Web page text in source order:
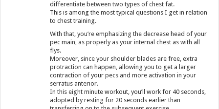
differentiate between two types of chest fat.
This is among the most typical questions I get in relation
to chest training.
With that, you’re emphasizing the decrease head of your
pec main, as properly as your internal chest as with all
flys.
Moreover, since your shoulder blades are free, extra
protraction can happen, allowing you to get a larger
contraction of your pecs and more activation in your
serratus anterior.
In this eight minute workout, you’ll work for 40 seconds,
adopted by resting for 20 seconds earlier than